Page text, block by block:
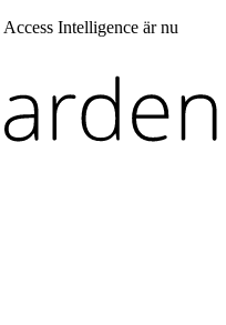
Intelligence är nu